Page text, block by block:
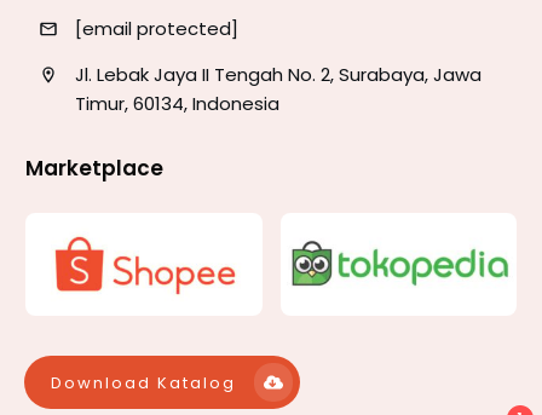
[email protected]
Jl. Lebak Jaya II Tengah No. 2, Surabaya, Jawa
Timur, 60134, Indonesia
Marketplace
Download Katalog